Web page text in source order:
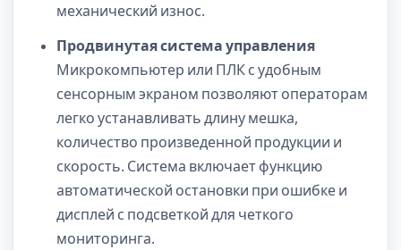
механический износ.
Продвинутая система управления
Микрокомпьютер или ПЛК с удобным
сенсорным экраном позволяют операторам
легко устанавливать длину мешка,
количество произведенной продукции и
скорость. Система включает функцию
автоматической остановки при ошибке и
дисплей с подсветкой для четкого
мониторинга.